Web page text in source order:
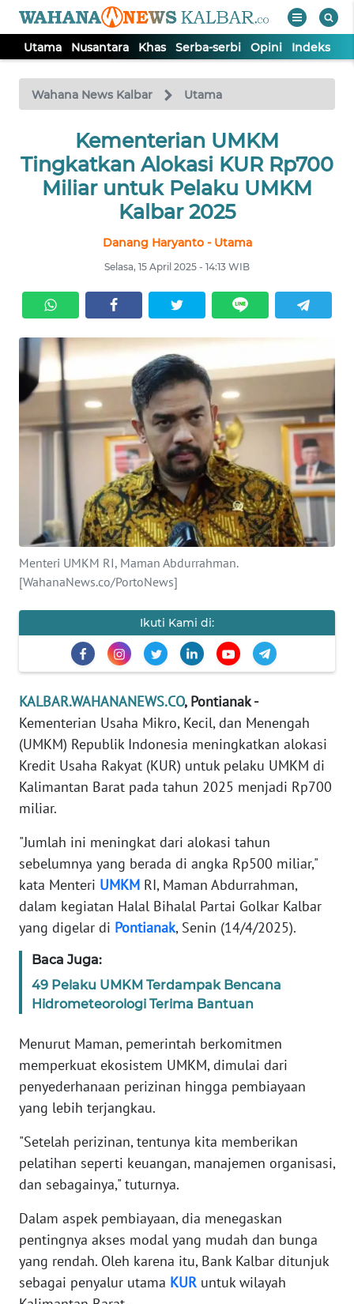
Utama Nusantara Khas Serba-serbi Opini Indeks
Wahana News Kalbar Utama
Kementerian UMKM
Tingkatkan Alokasi KUR Rp700
Miliar untuk Pelaku UMKM
Kalbar 2025
Danang Haryanto - Utama
Selasa, 15 April 2025 - 14:13 WIB
Menteri UMKM RI, Maman Abdurrahman.
[WahanaNews.co/PortoNews]
Ikuti Kami di:
KALBAR.WAHANANEWS.CO, Pontianak -
Kementerian Usaha Mikro, Kecil, dan Menengah
(UMKM) Republik Indonesia meningkatkan alokasi
Kredit Usaha Rakyat (KUR) untuk pelaku UMKM di
Kalimantan Barat pada tahun 2025 menjadi Rp700
miliar.
"Jumlah ini meningkat dari alokasi tahun
sebelumnya yang berada di angka Rp500 miliar,"
kata Menteri UMKM RI, Maman Abdurrahman,
dalam kegiatan Halal Bihalal Partai Golkar Kalbar
yang digelar di Pontianak, Senin (14/4/2025).
Baca Juga:
49 Pelaku UMKM Terdampak Bencana
Hidrometeorologi Terima Bantuan
Menurut Maman, pemerintah berkomitmen
memperkuat ekosistem UMKM, dimulai dari
penyederhanaan perizinan hingga pembiayaan
yang lebih terjangkau.
"Setelah perizinan, tentunya kita memberikan
pelatihan seperti keuangan, manajemen organisasi,
dan sebagainya," tuturnya.
Dalam aspek pembiayaan, dia menegaskan
pentingnya akses modal yang mudah dan bunga
yang rendah. Oleh karena itu, Bank Kalbar ditunjuk
sebagai penyalur utama KUR untuk wilayah
TV
Tutup
NUSANTARA
SERBI
Informasi
BERITA
INFO
IKLAN
TENTANG
SIBER
REDAKSI
KARIR
DISCLAIMER
Wahana
News
Regional
WN
SUMUT
JAKARTA
JABAR
WN
BANTEN
WN
NTT
KEPRI
WN
PAPUA